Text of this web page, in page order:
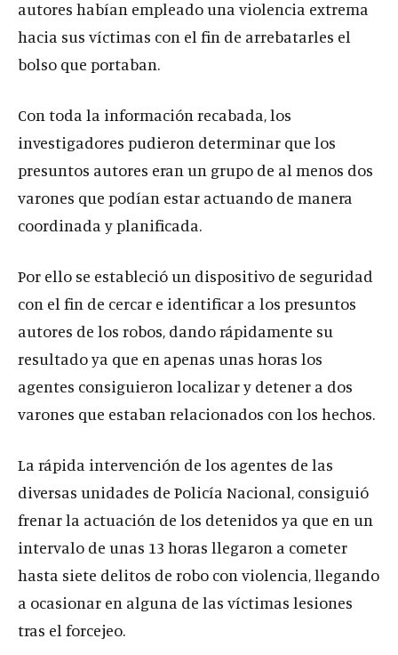
autores habían empleado una violencia extrema
hacia sus víctimas con el fin de arrebatarles el
bolso que portaban.
Con toda la información recabada, los
investigadores pudieron determinar que los
presuntos autores eran un grupo de al menos dos
varones que podían estar actuando de manera
coordinada y planificada.
Por ello se estableció un dispositivo de seguridad
con el fin de cercar e identificar a los presuntos
autores de los robos, dando rápidamente su
resultado ya que en apenas unas horas los
agentes consiguieron localizar y detener a dos
varones que estaban relacionados con los hechos.
La rápida intervención de los agentes de las
diversas unidades de Policía Nacional, consiguió
frenar la actuación de los detenidos ya que en un
intervalo de unas 13 horas llegaron a cometer
hasta siete delitos de robo con violencia, llegando
a ocasionar en alguna de las víctimas lesiones
tras el forcejeo.